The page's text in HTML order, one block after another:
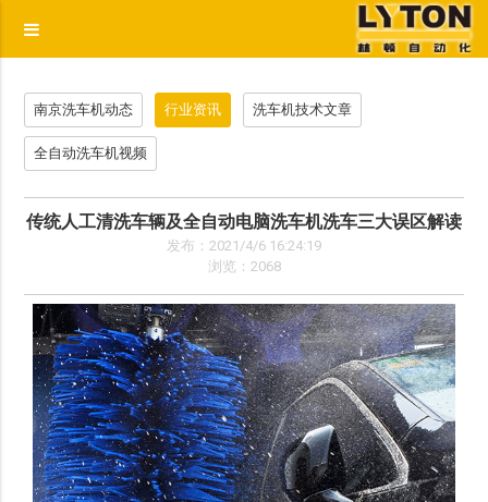
南京洗车机动态 行业资讯 洗车机技术文章
全自动洗车机视频
传统人工清洗车辆及全自动电脑洗车机洗车三大误区解读
发布：2021/4/6 16:24:19
浏览：2068